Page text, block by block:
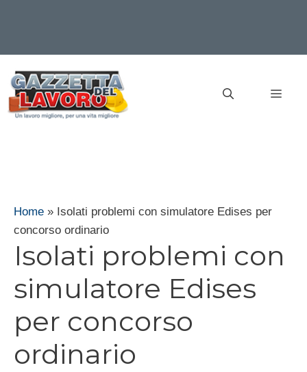
contenuto
Home » Isolati problemi con simulatore Edises per
concorso ordinario
Isolati problemi con
simulatore Edises
per concorso
ordinario